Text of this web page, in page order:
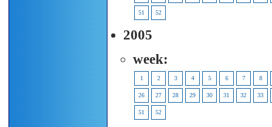
51 52
2005
week:
1 2 3 4 5 6 7 8
26 27 28 29 30 31 32 33
51 52